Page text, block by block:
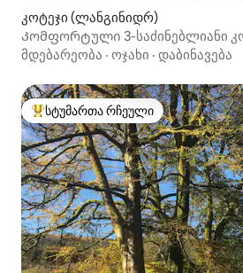
კოტეჯი (ლანგინიდრ)
Კომფორტული 3-საძინებლიანი
ბრეკონშირში
მდებარეობა · ოჯახი · დაბინავება
სტუმართა რჩეული მოწინავე
სტუმართა რჩეული